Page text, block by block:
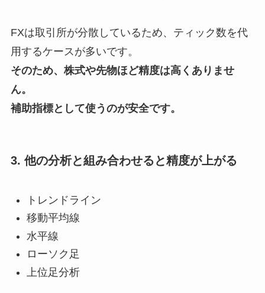
FXは取引所が分散しているため、ティック数を代
用するケースが多いです。
そのため、株式や先物ほど精度は高くありませ
ん。
補助指標として使うのが安全です。
3. 他の分析と組み合わせると精度が上がる
トレンドライン
移動平均線
水平線
ローソク足
上位足分析